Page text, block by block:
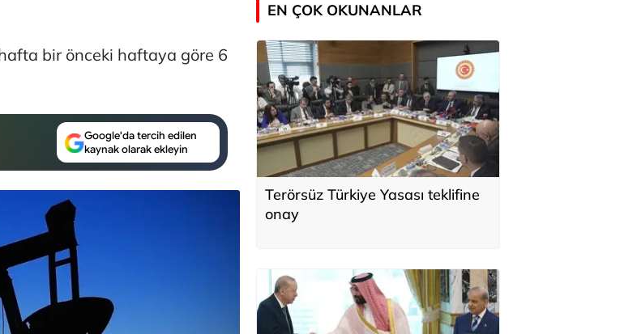
bir önceki haftaya göre 6
Google'da tercih edilen
kaynak olarak ekleyin
EN ÇOK OKUNANLAR
Terörsüz Türkiye Yasası teklifine
onay